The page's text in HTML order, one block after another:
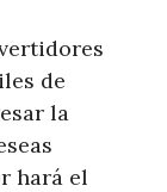
de
la
hará el